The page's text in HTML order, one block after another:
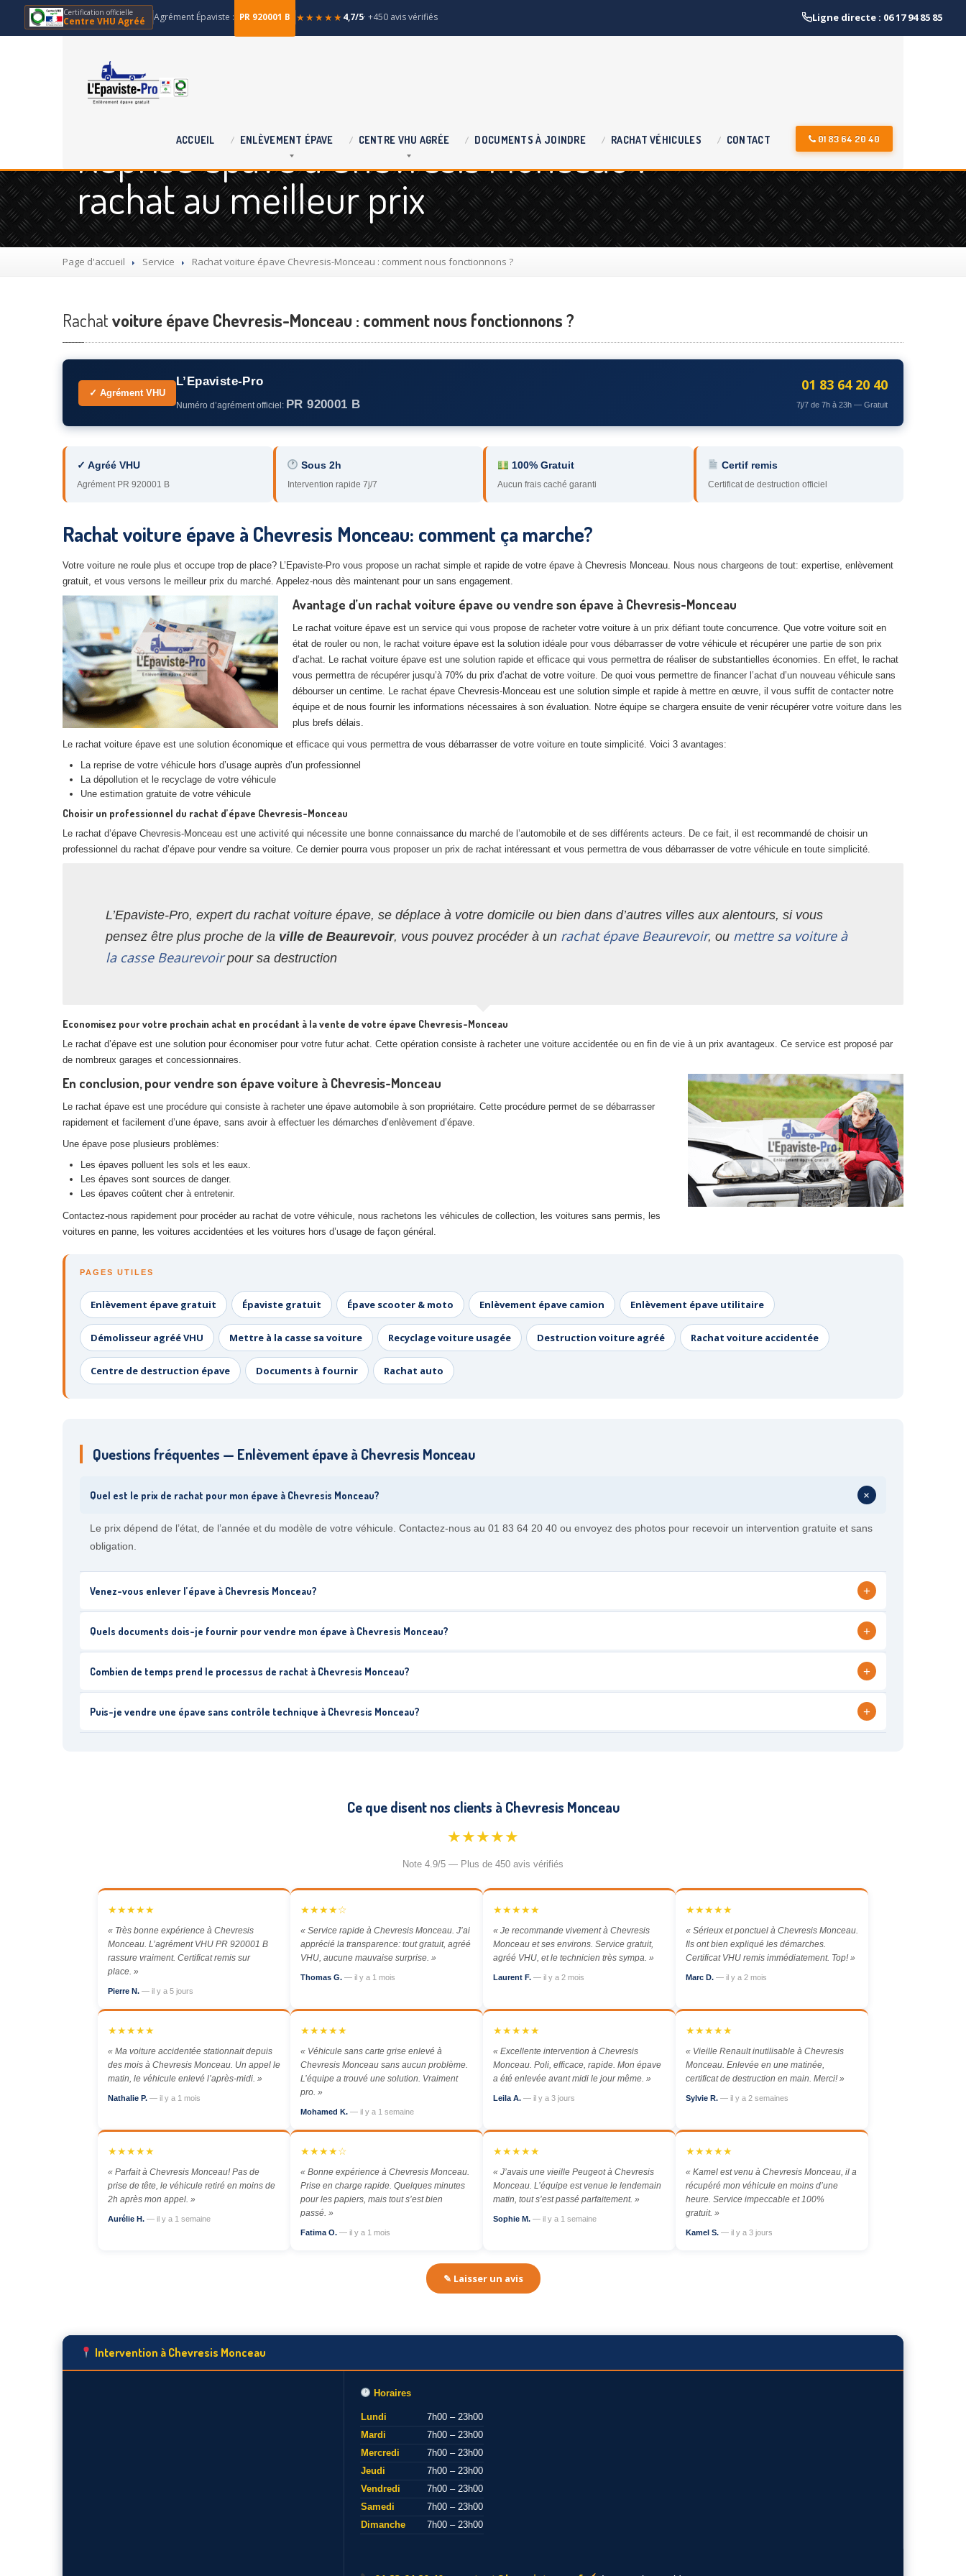
Certification officielle
Centre VHU Agréé Agrément Épaviste : PR 920001 B ★★★★★4,7/5· +450 avis vérifiés Ligne directe : 06 17 94 85 85
ACCUEIL ENLÈVEMENT ÉPAVE CENTRE VHU AGRÉE DOCUMENTS À JOINDRE RACHAT VÉHICULES CONTACT 01 83 64 20 40
Reprise épave à Chevresis Monceau :
rachat au meilleur prix
Page d'accueil Service Rachatvoiture épave Chevresis-Monceau : comment nous fonctionnons ?
Rachatvoiture épave Chevresis-Monceau : comment nous fonctionnons ?
✓ Agrément VHU
L’Epaviste-Pro
Numéro d’agrément officiel: PR 920001 B
01 83 64 20 40
7j/7 de 7h à 23h — Gratuit
✓ Agréé VHU
Agrément PR 920001 B
Sous 2h
Intervention rapide 7j/7
100% Gratuit
Aucun frais caché garanti
Certif remis
Certificat de destruction officiel
Rachat voiture épave à Chevresis Monceau: comment ça marche?
Votre voiture ne roule plus et occupe trop de place? L’Epaviste-Pro vous propose un rachat simple et rapide de votre épave à Chevresis Monceau. Nous nous chargeons de tout: expertise, enlèvement
gratuit, et vous versons le meilleur prix du marché. Appelez-nous dès maintenant pour un sans engagement.
Avantage d’un rachat voiture épave ou vendre son épave à Chevresis-Monceau
Le rachat voiture épave est un service qui vous propose de racheter votre voiture à un prix défiant toute concurrence. Que votre voiture soit en
état de rouler ou non, le rachat voiture épave est la solution idéale pour vous débarrasser de votre véhicule et récupérer une partie de son prix
d’achat. Le rachat voiture épave est une solution rapide et efficace qui vous permettra de réaliser de substantielles économies. En effet, le rachat
vous permettra de récupérer jusqu’à 70% du prix d’achat de votre voiture. De quoi vous permettre de financer l’achat d’un nouveau véhicule sans
débourser un centime. Le rachat épave Chevresis-Monceau est une solution simple et rapide à mettre en œuvre, il vous suffit de contacter notre
équipe et de nous fournir les informations nécessaires à son évaluation. Notre équipe se chargera ensuite de venir récupérer votre voiture dans les
plus brefs délais.
Le rachat voiture épave est une solution économique et efficace qui vous permettra de vous débarrasser de votre voiture en toute simplicité. Voici 3 avantages:
La reprise de votre véhicule hors d’usage auprès d’un professionnel
La dépollution et le recyclage de votre véhicule
Une estimation gratuite de votre véhicule
Choisir un professionnel du rachat d’épave Chevresis-Monceau
Le rachat d’épave Chevresis-Monceau est une activité qui nécessite une bonne connaissance du marché de l’automobile et de ses différents acteurs. De ce fait, il est recommandé de choisir un
professionnel du rachat d’épave pour vendre sa voiture. Ce dernier pourra vous proposer un prix de rachat intéressant et vous permettra de vous débarrasser de votre véhicule en toute simplicité.
L’Epaviste-Pro, expert du rachat voiture épave, se déplace à votre domicile ou bien dans d’autres villes aux alentours, si vous
pensez être plus proche de la ville de Beaurevoir, vous pouvez procéder à un rachat épave Beaurevoir, ou mettre sa voiture à
la casse Beaurevoirpour sa destruction
Economisez pour votre prochain achat en procédant à la vente de votre épave Chevresis-Monceau
Le rachat d’épave est une solution pour économiser pour votre futur achat. Cette opération consiste à racheter une voiture accidentée ou en fin de vie à un prix avantageux. Ce service est proposé par
de nombreux garages et concessionnaires.
En conclusion, pour vendre son épave voiture à Chevresis-Monceau
Le rachat épave est une procédure qui consiste à racheter une épave automobile à son propriétaire. Cette procédure permet de se débarrasser
rapidement et facilement d’une épave, sans avoir à effectuer les démarches d’enlèvement d’épave.
Une épave pose plusieurs problèmes:
Les épaves polluent les sols et les eaux.
Les épaves sont sources de danger.
Les épaves coûtent cher à entretenir.
Contactez-nous rapidement pour procéder au rachat de votre véhicule, nous rachetons les véhicules de collection, les voitures sans permis, les
voitures en panne, les voitures accidentées et les voitures hors d’usage de façon général.
PAGES UTILES
Enlèvement épave gratuit Épaviste gratuit Épave scooter & moto Enlèvement épave camion Enlèvement épave utilitaire
Démolisseur agréé VHU Mettre à la casse sa voiture Recyclage voiture usagée Destruction voiture agréé Rachat voiture accidentée
Centre de destruction épave Documents à fournir Rachat auto
Questions fréquentes — Enlèvement épave à Chevresis Monceau
Quel est le prix de rachat pour mon épave à Chevresis Monceau? +
Le prix dépend de l’état, de l’année et du modèle de votre véhicule. Contactez-nous au 01 83 64 20 40 ou envoyez des photos pour recevoir un intervention gratuite et sans
obligation.
Venez-vous enlever l’épave à Chevresis Monceau? +
Quels documents dois-je fournir pour vendre mon épave à Chevresis Monceau? +
Combien de temps prend le processus de rachat à Chevresis Monceau? +
Puis-je vendre une épave sans contrôle technique à Chevresis Monceau? +
Ce que disent nos clients à Chevresis Monceau
★★★★★
Note 4.9/5 — Plus de 450 avis vérifiés
★★★★★
« Très bonne expérience à Chevresis
Monceau. L’agrément VHU PR 920001 B
rassure vraiment. Certificat remis sur
place. »
Pierre N. — il y a 5 jours
★★★★☆
« Service rapide à Chevresis Monceau. J’ai
apprécié la transparence: tout gratuit, agréé
VHU, aucune mauvaise surprise. »
Thomas G. — il y a 1 mois
★★★★★
« Je recommande vivement à Chevresis
Monceau et ses environs. Service gratuit,
agréé VHU, et le technicien très sympa. »
Laurent F. — il y a 2 mois
★★★★★
« Sérieux et ponctuel à Chevresis Monceau.
Ils ont bien expliqué les démarches.
Certificat VHU remis immédiatement. Top! »
Marc D. — il y a 2 mois
★★★★★
« Ma voiture accidentée stationnait depuis
des mois à Chevresis Monceau. Un appel le
matin, le véhicule enlevé l’après-midi. »
Nathalie P. — il y a 1 mois
★★★★★
« Véhicule sans carte grise enlevé à
Chevresis Monceau sans aucun problème.
L’équipe a trouvé une solution. Vraiment
pro. »
Mohamed K. — il y a 1 semaine
★★★★★
« Excellente intervention à Chevresis
Monceau. Poli, efficace, rapide. Mon épave
a été enlevée avant midi le jour même. »
Leila A. — il y a 3 jours
★★★★★
« Vieille Renault inutilisable à Chevresis
Monceau. Enlevée en une matinée,
certificat de destruction en main. Merci! »
Sylvie R. — il y a 2 semaines
★★★★★
« Parfait à Chevresis Monceau! Pas de
prise de tête, le véhicule retiré en moins de
2h après mon appel. »
Aurélie H. — il y a 1 semaine
★★★★☆
« Bonne expérience à Chevresis Monceau.
Prise en charge rapide. Quelques minutes
pour les papiers, mais tout s’est bien
passé. »
Fatima O. — il y a 1 mois
★★★★★
« J’avais une vieille Peugeot à Chevresis
Monceau. L’équipe est venue le lendemain
matin, tout s’est passé parfaitement. »
Sophie M. — il y a 1 semaine
★★★★★
« Kamel est venu à Chevresis Monceau, il a
récupéré mon véhicule en moins d’une
heure. Service impeccable et 100%
gratuit. »
Kamel S. — il y a 3 jours
✎ Laisser un avis
Intervention à Chevresis Monceau
Horaires
Lundi
7h00 – 23h00
Mardi
7h00 – 23h00
Mercredi
7h00 – 23h00
Jeudi
7h00 – 23h00
Vendredi
7h00 – 23h00
Samedi
7h00 – 23h00
Dimanche
7h00 – 23h00